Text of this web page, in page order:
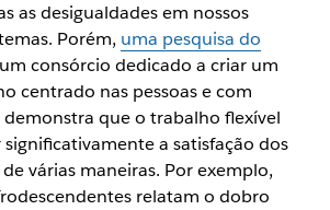
as desigualdades em nossos
Porém, uma pesquisa do
consórcio dedicado a criar um
centrado nas pessoas e com
que o trabalho flexível
a satisfação dos
várias maneiras. Por exemplo,
relatam o dobro